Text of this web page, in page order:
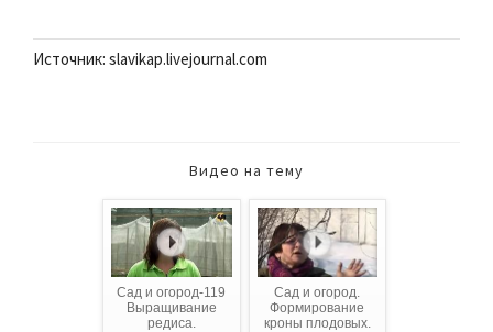
Источник: slavikap.livejournal.com
Видео на тему
Сад и огород-119
Выращивание
редиса.
Сад и огород.
Формирование
кроны плодовых.